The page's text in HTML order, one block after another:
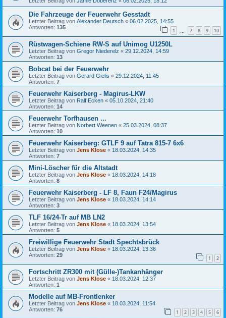
Die Fahrzeuge der Feuerwehr Gesstadt
Letzter Beitrag von Alexander Deutsch « 06.02.2025, 14:55
Antworten: 135 1 7 8 9 10
Rüstwagen-Schiene RW-S auf Unimog U1250L
Letzter Beitrag von Gregor Niederelz « 29.12.2024, 14:59
Antworten: 13
Bobcat bei der Feuerwehr
Letzter Beitrag von Gerard Gielis « 29.12.2024, 11:45
Antworten: 7
Feuerwehr Kaiserberg - Magirus-LKW
Letzter Beitrag von Ralf Ecken « 05.10.2024, 21:40
Antworten: 14
Feuerwehr Torfhausen ...
Letzter Beitrag von Norbert Weenen « 25.03.2024, 08:37
Antworten: 10
Feuerwehr Kaiserberg: GTLF 9 auf Tatra 815-7 6x6
Letzter Beitrag von Jens Klose « 18.03.2024, 14:35
Antworten: 7
Mini-Löscher für die Altstadt
Letzter Beitrag von Jens Klose « 18.03.2024, 14:18
Antworten: 8
Feuerwehr Kaiserberg - LF 8, Faun F24/Magirus
Letzter Beitrag von Jens Klose « 18.03.2024, 14:14
Antworten: 3
TLF 16/24-Tr auf MB LN2
Letzter Beitrag von Jens Klose « 18.03.2024, 13:54
Antworten: 5
Freiwillige Feuerwehr Stadt Spechtsbrück
Letzter Beitrag von Jens Klose « 18.03.2024, 13:36
Antworten: 29 1 2
Fortschritt ZR300 mit (Gülle-)Tankanhänger
Letzter Beitrag von Jens Klose « 18.03.2024, 12:37
Antworten: 1
Modelle auf MB-Frontlenker
Letzter Beitrag von Jens Klose « 18.03.2024, 11:54
Antworten: 76 1 2 3 4 5 6